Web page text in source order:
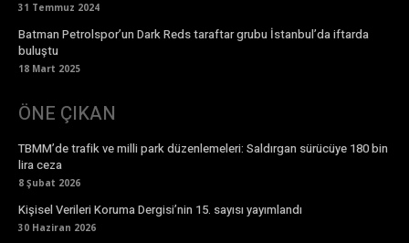
31 Temmuz 2024
Batman Petrolspor’un Dark Reds taraftar grubu İstanbul’da iftarda
buluştu
18 Mart 2025
ÖNE ÇIKAN
TBMM’de trafik ve milli park düzenlemeleri: Saldırgan sürücüye 180 bin
lira ceza
8 Şubat 2026
Kişisel Verileri Koruma Dergisi’nin 15. sayısı yayımlandı
30 Haziran 2026